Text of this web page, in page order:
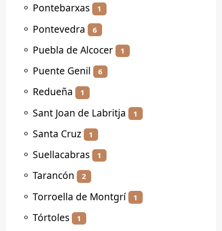
⚬ Pontebarxas 1
⚬ Pontevedra 6
⚬ Puebla de Alcocer 1
⚬ Puente Genil 6
⚬ Redueña 1
⚬ Sant Joan de Labritja 1
⚬ Santa Cruz 1
⚬ Suellacabras 1
⚬ Tarancón 2
⚬ Torroella de Montgrí 1
⚬ Tórtoles 1